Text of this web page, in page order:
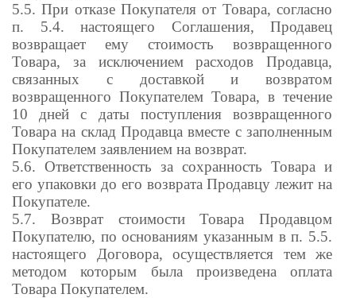
5.5. При отказе Покупателя от Товара, согласно
п. 5.4. настоящего Соглашения, Продавец
возвращает ему стоимость возвращенного
Товара, за исключением расходов Продавца,
связанных с доставкой и возвратом
возвращенного Покупателем Товара, в течение
10 дней с даты поступления возвращенного
Товара на склад Продавца вместе с заполненным
Покупателем заявлением на возврат.
5.6. Ответственность за сохранность Товара и
его упаковки до его возврата Продавцу лежит на
Покупателе.
5.7. Возврат стоимости Товара Продавцом
Покупателю, по основаниям указанным в п. 5.5.
настоящего Договора, осуществляется тем же
методом которым была произведена оплата
Товара Покупателем.